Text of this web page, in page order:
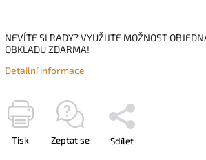
NEVÍTE SI RADY? VYUŽIJTE MOŽNOST
OBKLADU ZDARMA!
Detailní informace
Tisk Zeptat se Sdílet